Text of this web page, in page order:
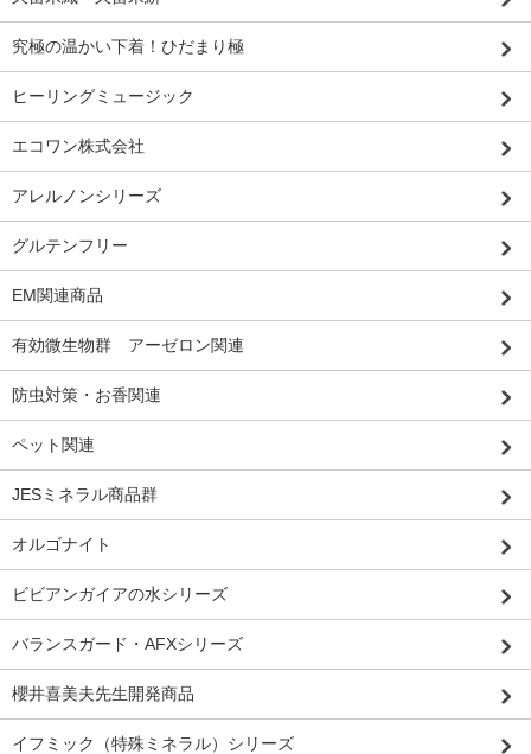
究極の温かい下着！ひだまり極
ヒーリングミュージック
エコワン株式会社
アレルノンシリーズ
グルテンフリー
EM関連商品
有効微生物群 アーゼロン関連
防虫対策・お香関連
ペット関連
JESミネラル商品群
オルゴナイト
ビビアンガイアの水シリーズ
バランスガード・AFXシリーズ
櫻井喜美夫先生開発商品
イフミック（特殊ミネラル）シリーズ